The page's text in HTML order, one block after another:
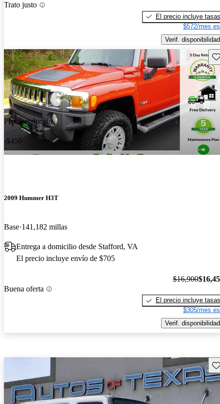
Trato justo
El precio incluye tasas
$572/mes
Verif. disponibilidad
Precio reducido
-$450
2009 Hummer H3T
Base 141,182 millas
Entrega a domicilio desde Stafford, VA
El precio incluye envío de $705
Buena oferta
$16,900
El precio incluye tasas
$305/mes
Verif. disponibilidad